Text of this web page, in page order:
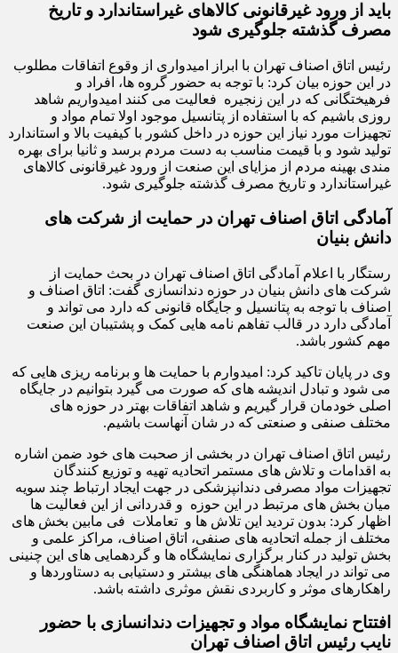
باید از ورود غیرقانونی کالاهای غیراستاندارد و تاریخ
مصرف گذشته جلوگیری شود
رئیس اتاق اصناف تهران با ابراز امیدواری از وقوع اتفاقات مطلوب
در این حوزه بیان کرد: با توجه به حضور گروه ها، افراد و
فرهیختگانی که در این زنجیره فعالیت می کنند امیدواریم شاهد
روزی باشیم که با استفاده از پتانسیل موجود اولا تمام مواد و
تجهیزات مورد نیاز این حوزه در داخل کشور با کیفیت بالا و استاندارد
تولید شود و با قیمت مناسب به دست مردم برسد و ثانیا برای بهره
مندی بهینه مردم از مزایای این صنعت از ورود غیرقانونی کالاهای
غیراستاندارد و تاریخ مصرف گذشته جلوگیری شود.
آمادگی اتاق اصناف تهران در حمایت از شرکت های
دانش بنیان
رستگار با اعلام آمادگی اتاق اصناف تهران در بحث حمایت از
شرکت های دانش بنیان در حوزه دندانسازی گفت: اتاق اصناف و
اصناف با توجه به پتانسیل و جایگاه قانونی که دارد می تواند و
آمادگی دارد در قالب تفاهم نامه هایی کمک و پشتیبان این صنعت
مهم کشور باشد.
وی در پایان تاکید کرد: امیدوارم با حمایت ها و برنامه ریزی هایی که
می شود و تبادل اندیشه های که صورت می گیرد بتوانیم در جایگاه
اصلی خودمان قرار گیریم و شاهد اتفاقات بهتر در حوزه های
مختلف صنفی و صنعتی که در شان آنهاست باشیم.
رئیس اتاق اصناف تهران در بخشی از صحبت های خود ضمن اشاره
به اقدامات و تلاش های مستمر اتحادیه تهیه و توزیع کنندگان
تجهیزات مواد مصرفی دندانپزشکی در جهت ایجاد ارتباط چند سویه
میان بخش های مرتبط در این حوزه و قدردانی از این فعالیت ها
اظهار کرد: بدون تردید این تلاش ها و تعاملات فی مابین بخش های
مختلف از جمله اتحادیه های صنفی، اتاق اصناف، مراکز علمی و
بخش تولید در کنار برگزاری نمایشگاه ها و گردهمایی های این چنینی
می تواند در ایجاد هماهنگی های بیشتر و دستیابی به دستاوردها و
راهکارهای موثر و کاربردی نقش موثری داشته باشد.
افتتاح نمایشگاه مواد و تجهیزات دندانسازی با حضور
نایب رئیس اتاق اصناف تهران